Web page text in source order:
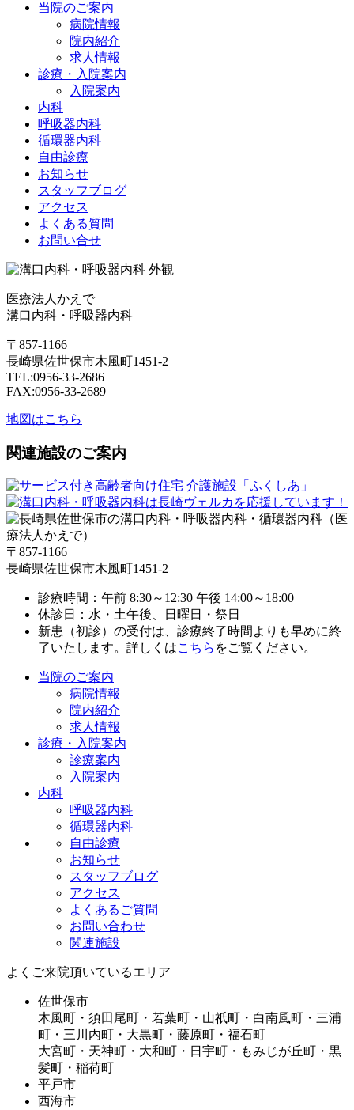
当院のご案内
病院情報
院内紹介
求人情報
診療・入院案内
入院案内
内科
呼吸器内科
循環器内科
自由診療
お知らせ
スタッフブログ
アクセス
よくある質問
お問い合せ
医療法人かえで
溝口内科・呼吸器内科
〒857-1166
長崎県佐世保市木風町1451-2
TEL:0956-33-2686
FAX:0956-33-2689
地図はこちら
関連施設のご案内
〒857-1166
長崎県佐世保市木風町1451-2
診療時間：午前 8:30～12:30 午後 14:00～18:00
休診日：水・土午後、日曜日・祭日
新患（初診）の受付は、診療終了時間よりも早めに終
了いたします。詳しくはこちら をご覧ください。
当院のご案内
病院情報
院内紹介
求人情報
診療・入院案内
診療案内
入院案内
内科
呼吸器内科
循環器内科
自由診療
お知らせ
スタッフブログ
アクセス
よくあるご質問
お問い合わせ
関連施設
よくご来院頂いているエリア
佐世保市
木風町・須田尾町・若葉町・山祇町・白南風町・三浦
町・三川内町・大黒町・藤原町・福石町
大宮町・天神町・大和町・日宇町・もみじが丘町・黒
髪町・稲荷町
平戸市
西海市